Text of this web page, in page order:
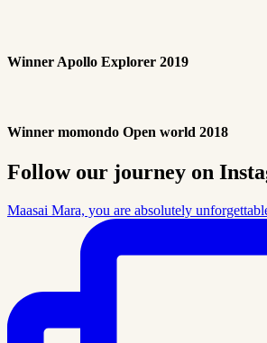
Winner Apollo Explorer 2019
Winner momondo Open world 2018
Follow our journey on
Maasai Mara, you are absolutely